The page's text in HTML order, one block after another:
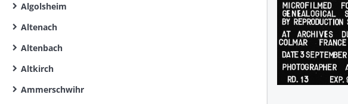
Algolsheim
Altenach
Altenbach
Altkirch
Ammerschwihr